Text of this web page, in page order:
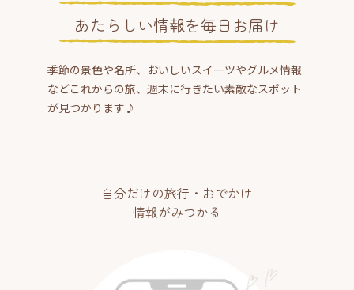
あたらしい情報を毎日お届け
季節の景色や名所、おいしいスイーツやグルメ情報
などこれからの旅、週末に行きたい素敵なスポット
が見つかります♪
自分だけの旅行・おでかけ
情報がみつかる